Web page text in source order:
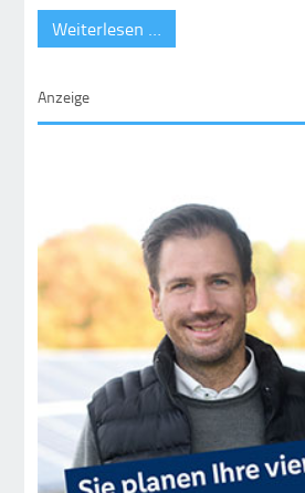
Weiterlesen …
Anzeige